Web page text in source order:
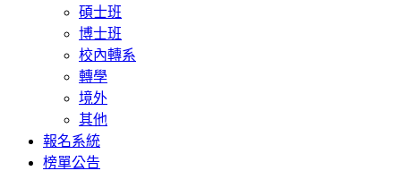
碩士班
博士班
校內轉系
轉學
境外
其他
報名系統
榜單公告